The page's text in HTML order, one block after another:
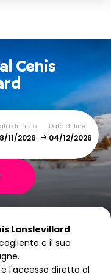
Cenis
di inizio Data di fine
FRI SAT
Lanslevillard
e il suo
l'accesso diretto al